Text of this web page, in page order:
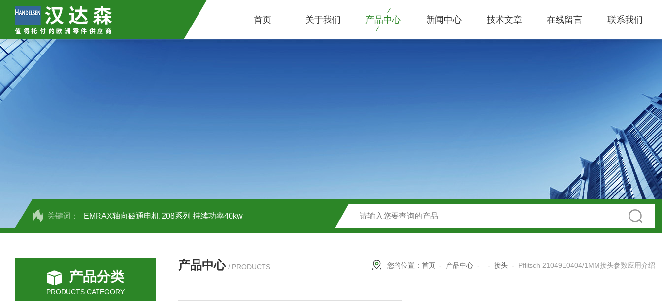
首页 关于我们 产品中心 新闻中心 技术文章 在线留言 联系我们
关键词： EMRAX轴向磁通电机 208系列 持续功率40kw
OEMER三相同步电机MTES 132SB/2参数及应用
OEMER三相同步电机MTES 160MA/2参数及应用
产品分类
PRODUCTS CATEGORY
产品中心 / PRODUCTS 您的位置： 首页 - 产品中心 - - 接头 - Pflitsch 21049E0404/1MM接头参数应用介绍